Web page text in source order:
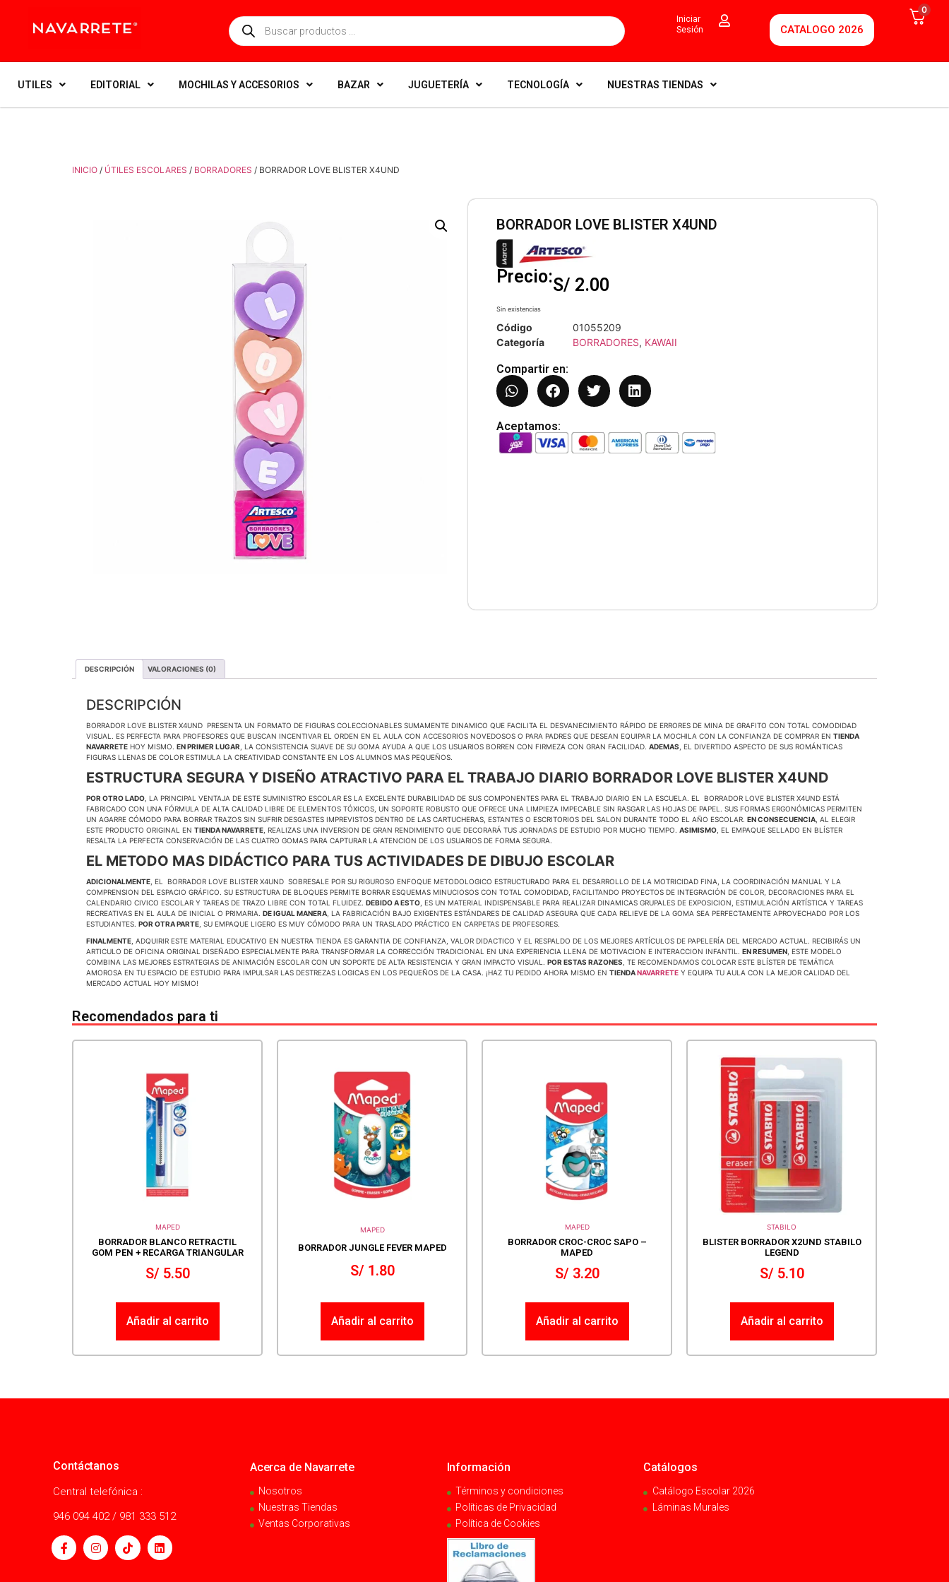
Iniciar
Sesión
CATALOGO 2026
0
UTILES EDITORIAL MOCHILAS Y ACCESORIOS BAZAR JUGUETERÍA TECNOLOGÍA NUESTRAS TIENDAS
INICIO / ÚTILES ESCOLARES / BORRADORES / BORRADOR LOVE BLISTER X4UND
BORRADOR LOVE BLISTER X4UND
Precio:S/ 2.00
Sin existencias
Código
01055209
Categoría
BORRADORES, KAWAII
Compartir en:
Aceptamos:
DESCRIPCIÓN VALORACIONES (0)
DESCRIPCIÓN
BORRADOR LOVE BLISTER X4UND PRESENTA UN FORMATO DE FIGURAS COLECCIONABLES SUMAMENTE DINAMICO QUE FACILITA EL DESVANECIMIENTO RÁPIDO DE ERRORES DE MINA DE GRAFITO CON TOTAL COMODIDAD
VISUAL. ES PERFECTA PARA PROFESORES QUE BUSCAN INCENTIVAR EL ORDEN EN EL AULA CON ACCESORIOS NOVEDOSOS O PARA PADRES QUE DESEAN EQUIPAR LA MOCHILA CON LA CONFIANZA DE COMPRAR EN TIENDA
NAVARRETE HOY MISMO. EN PRIMER LUGAR , LA CONSISTENCIA SUAVE DE SU GOMA AYUDA A QUE LOS USUARIOS BORREN CON FIRMEZA CON GRAN FACILIDAD. ADEMAS , EL DIVERTIDO ASPECTO DE SUS ROMÁNTICAS
FIGURAS LLENAS DE COLOR ESTIMULA LA CREATIVIDAD CONSTANTE EN LOS ALUMNOS MAS PEQUEÑOS.
ESTRUCTURA SEGURA Y DISEÑO ATRACTIVO PARA EL TRABAJO DIARIO BORRADOR LOVE BLISTER X4UND
POR OTRO LADO , LA PRINCIPAL VENTAJA DE ESTE SUMINISTRO ESCOLAR ES LA EXCELENTE DURABILIDAD DE SUS COMPONENTES PARA EL TRABAJO DIARIO EN LA ESCUELA. EL BORRADOR LOVE BLISTER X4UND ESTÁ
FABRICADO CON UNA FÓRMULA DE ALTA CALIDAD LIBRE DE ELEMENTOS TÓXICOS, UN SOPORTE ROBUSTO QUE OFRECE UNA LIMPIEZA IMPECABLE SIN RASGAR LAS HOJAS DE PAPEL. SUS FORMAS ERGONÓMICAS PERMITEN
UN AGARRE CÓMODO PARA BORRAR TRAZOS SIN SUFRIR DESGASTES IMPREVISTOS DENTRO DE LAS CARTUCHERAS, ESTANTES O ESCRITORIOS DEL SALON DURANTE TODO EL AÑO ESCOLAR. EN CONSECUENCIA , AL ELEGIR
ESTE PRODUCTO ORIGINAL EN TIENDA NAVARRETE , REALIZAS UNA INVERSION DE GRAN RENDIMIENTO QUE DECORARÁ TUS JORNADAS DE ESTUDIO POR MUCHO TIEMPO. ASIMISMO , EL EMPAQUE SELLADO EN BLÍSTER
RESALTA LA PERFECTA CONSERVACIÓN DE LAS CUATRO GOMAS PARA CAPTURAR LA ATENCION DE LOS USUARIOS DE FORMA SEGURA.
EL METODO MAS DIDÁCTICO PARA TUS ACTIVIDADES DE DIBUJO ESCOLAR
ADICIONALMENTE , EL BORRADOR LOVE BLISTER X4UND SOBRESALE POR SU RIGUROSO ENFOQUE METODOLOGICO ESTRUCTURADO PARA EL DESARROLLO DE LA MOTRICIDAD FINA, LA COORDINACIÓN MANUAL Y LA
COMPRENSION DEL ESPACIO GRÁFICO. SU ESTRUCTURA DE BLOQUES PERMITE BORRAR ESQUEMAS MINUCIOSOS CON TOTAL COMODIDAD, FACILITANDO PROYECTOS DE INTEGRACIÓN DE COLOR, DECORACIONES PARA EL
CALENDARIO CIVICO ESCOLAR Y TAREAS DE TRAZO LIBRE CON TOTAL FLUIDEZ. DEBIDO A ESTO , ES UN MATERIAL INDISPENSABLE PARA REALIZAR DINAMICAS GRUPALES DE EXPOSICION, ESTIMULACIÓN ARTÍSTICA Y TAREAS
RECREATIVAS EN EL AULA DE INICIAL O PRIMARIA. DE IGUAL MANERA , LA FABRICACIÓN BAJO EXIGENTES ESTÁNDARES DE CALIDAD ASEGURA QUE CADA RELIEVE DE LA GOMA SEA PERFECTAMENTE APROVECHADO POR LOS
ESTUDIANTES. POR OTRA PARTE , SU EMPAQUE LIGERO ES MUY CÓMODO PARA UN TRASLADO PRÁCTICO EN CARPETAS DE PROFESORES.
FINALMENTE , ADQUIRIR ESTE MATERIAL EDUCATIVO EN NUESTRA TIENDA ES GARANTIA DE CONFIANZA, VALOR DIDACTICO Y EL RESPALDO DE LOS MEJORES ARTÍCULOS DE PAPELERÍA DEL MERCADO ACTUAL. RECIBIRÁS UN
ARTICULO DE OFICINA ORIGINAL DISEÑADO ESPECIALMENTE PARA TRANSFORMAR LA CORRECCIÓN TRADICIONAL EN UNA EXPERIENCIA LLENA DE MOTIVACION E INTERACCION INFANTIL. EN RESUMEN , ESTE MODELO
COMBINA LAS MEJORES ESTRATEGIAS DE ANIMACIÓN ESCOLAR CON UN SOPORTE DE ALTA RESISTENCIA Y GRAN IMPACTO VISUAL. POR ESTAS RAZONES , TE RECOMENDAMOS COLOCAR ESTE BLÍSTER DE TEMÁTICA
AMOROSA EN TU ESPACIO DE ESTUDIO PARA IMPULSAR LAS DESTREZAS LOGICAS EN LOS PEQUEÑOS DE LA CASA. ¡HAZ TU PEDIDO AHORA MISMO EN TIENDANAVARRETE Y EQUIPA TU AULA CON LA MEJOR CALIDAD DEL
MERCADO ACTUAL HOY MISMO!
Recomendados para ti
MAPED
BORRADOR BLANCO RETRACTIL
GOM PEN + RECARGA TRIANGULAR
S/5.50
Añadir al carrito
MAPED
BORRADOR JUNGLE FEVER MAPED
S/1.80
Añadir al carrito
MAPED
BORRADOR CROC-CROC SAPO –
MAPED
S/3.20
Añadir al carrito
STABILO
BLISTER BORRADOR X2UND STABILO
LEGEND
S/5.10
Añadir al carrito
Contáctanos
Central telefónica :
946 094 402 / 981 333 512
Acerca de Navarrete
Nosotros
Nuestras Tiendas
Ventas Corporativas
Información
Términos y condiciones
Políticas de Privacidad
Política de Cookies
Catálogos
Catálogo Escolar 2026
Láminas Murales